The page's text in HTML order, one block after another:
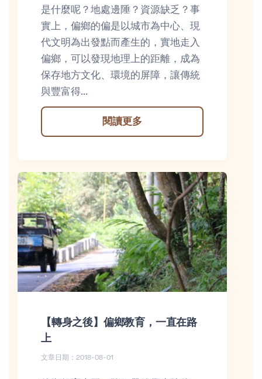
是什麼呢？地處邊陲？資源缺乏？事
實上，偏鄉的偏是以城市為中心、現
代文明為出發點而產生的，實地走入
偏鄉，可以發現地理上的距離，成為
保存地方文化、環境的屏障，讓傳統
與豐富得...
閱讀更多
【轉身之後】偏鄉教育，一直在路
上
文章日期：2018-08-01